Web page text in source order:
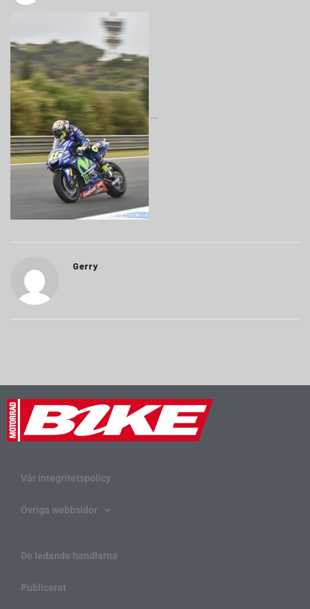
Gerry
Vår integritetspolicy
Övriga webbsidor
De ledande handlarna
Publicerat